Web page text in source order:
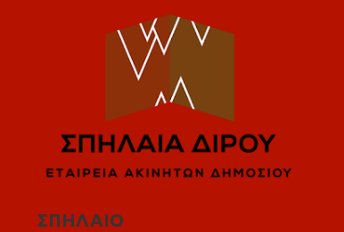
ΣΠΗΛΑΙΟ